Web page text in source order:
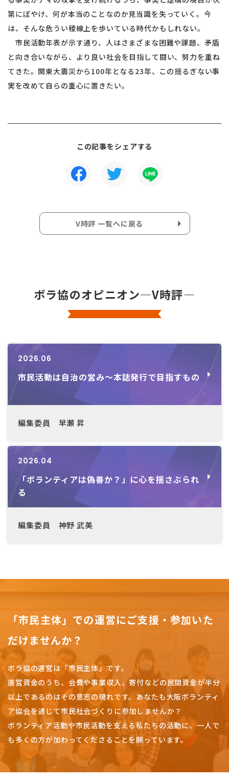
第にぼやけ、何が本当のことなのか見当識を失っていく。今
は、そんな危うい稜線上を歩いている時代かもしれない。
市民活動年表が示す通り、人はさまざまな困難や課題、矛盾
と向き合いながら、より良い社会を目指して闘い、努力を重ね
てきた。関東大震災から100年となる23年、この揺るぎない事
実を改めて自らの重心に置きたい。
この記事をシェアする
V時評 一覧へに戻る
ボラ協のオピニオン―V時評―
2026.06
市民活動は自治の営み～本誌発行で目指すもの
編集委員 早瀬 昇
2026.04
「ボランティアは偽善か？」に心を揺さぶられ
る
編集委員 神野 武美
「市民主体」での運営にご支援・参加いた
だけませんか？
ボラ協の運営は「市民主体」です。
運営資金のうち、会費や事業収入、寄付などの民間資金が半分
以上であるのはその意志の現れです。 あなたも大阪ボランティ
ア協会を通じて市民社会づくりに参加しませんか？
ボランティア活動や市民活動を支える私たちの活動に、一人で
も多くの方が加わってくださることを願っています。